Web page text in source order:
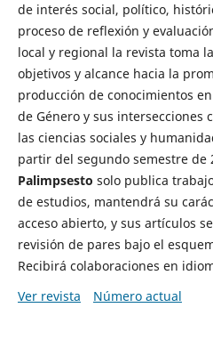
de interés social, político,
proceso de reflexión y
local y regional la revista toma
objetivos y alcance hacia la
producción de conocimientos
de Género y sus intersecciones
las ciencias sociales y
partir del segundo semestre de
Palimpsesto solo publica
de estudios, mantendrá su
acceso abierto, y sus artículos
revisión de pares bajo el
Recibirá colaboraciones en
Ver revista
Número actual